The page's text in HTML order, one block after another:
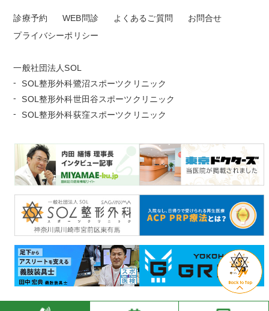
診療予約 WEB問診 よくあるご質問
お問合せ
プライバシーポリシー
一般社団法人SOL
SOL整形外科鷺沼スポーツクリニック
SOL整形外科世田谷スポーツクリニック
SOL整形外科荻窪スポーツクリニック